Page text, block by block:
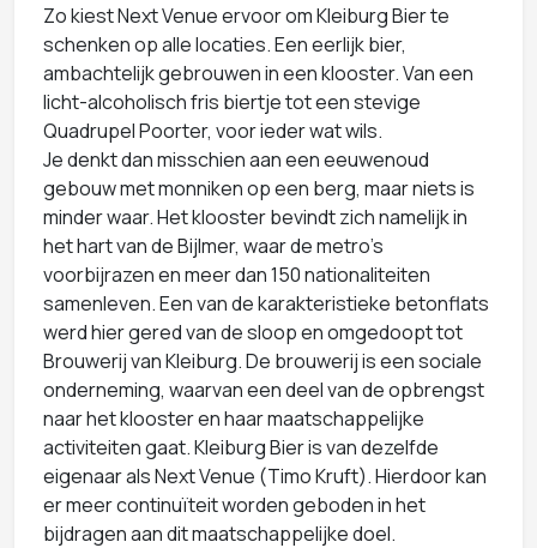
Zo kiest Next Venue ervoor om Kleiburg Bier te
schenken op alle locaties. Een eerlijk bier,
ambachtelijk gebrouwen in een klooster. Van een
licht-alcoholisch fris biertje tot een stevige
Quadrupel Poorter, voor ieder wat wils.
Je denkt dan misschien aan een eeuwenoud
gebouw met monniken op een berg, maar niets is
minder waar. Het klooster bevindt zich namelijk in
het hart van de Bijlmer, waar de metro’s
voorbijrazen en meer dan 150 nationaliteiten
samenleven. Een van de karakteristieke betonflats
werd hier gered van de sloop en omgedoopt tot
Brouwerij van Kleiburg. De brouwerij is een sociale
onderneming, waarvan een deel van de opbrengst
naar het klooster en haar maatschappelijke
activiteiten gaat. Kleiburg Bier is van dezelfde
eigenaar als Next Venue (Timo Kruft). Hierdoor kan
er meer continuïteit worden geboden in het
bijdragen aan dit maatschappelijke doel.